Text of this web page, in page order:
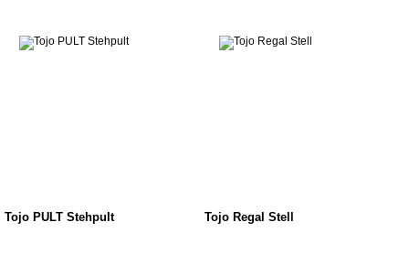
Tojo PULT Stehpult Tojo Regal Stell